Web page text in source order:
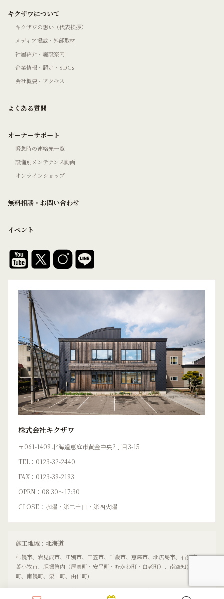
キクザワについて
キクザワの想い（代表挨拶）
メディア掲載・外部取材
社屋紹介・施設案内
企業情報・認定・SDGs
会社概要・アクセス
よくある質問
オーナーサポート
緊急時の連絡先一覧
設備別メンテナンス動画
オンラインショップ
無料相談・お問い合わせ
イベント
株式会社キクザワ
〒061-1409 北海道恵庭市黄金中央2丁目3-15
TEL：0123-32-2440
FAX：0123-39-2193
OPEN：08:30〜17:30
CLOSE：水曜・第二土日・第四火曜
施工地域：北海道
札幌市、岩見沢市、江別市、三笠市、千歳市、恵庭市、北広島市、石狩市、
苫小牧市、胆振管内（厚真町・安平町・むかわ町・白老町）、南空知(長沼
町、南幌町、栗山町、由仁町)